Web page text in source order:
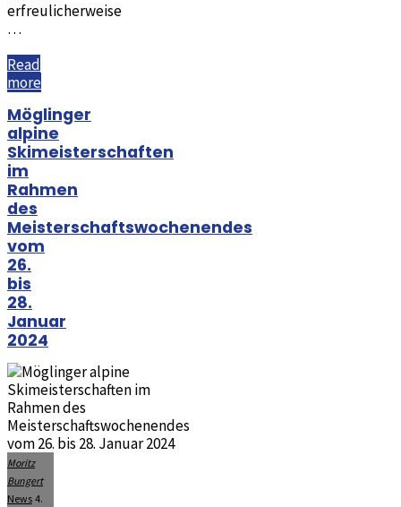
erfreulicherweise
…
Read
more"Jahreshauptversammlung
Möglinger
alpine
Skimeisterschaften
im
Rahmen
des
Meisterschaftswochenendes
vom
26.
bis
28.
Januar
2024
Moritz
Bungert
News 4.